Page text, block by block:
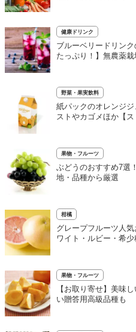
健康ドリンク
ブルーベリードリン
たっぷり！】無農薬栽
野菜・果実飲料
紙パックのオレンジ
ストやカゴメほか【ス
果物・フルーツ
ぶどうのおすすめ7選
地・品種から厳選
柑橘
グレープフルーツ人
ワイト・ルビー・希少
果物・フルーツ
【お取り寄せ】美味
い贈答用高級品種も